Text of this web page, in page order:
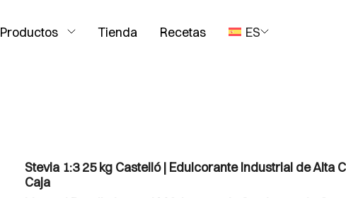
Productos Tienda Recetas ES
Stevia 1:3 25 kg Castelló | Edulcorante Industrial de Alta
Caja